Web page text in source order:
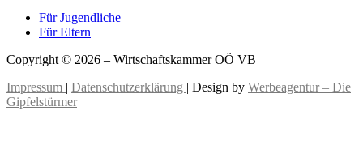
Für Jugendliche
Für Eltern
Copyright © 2026 – Wirtschaftskammer OÖ VB
Impressum | Datenschutzerklärung | Design by Werbeagentur – Die
Gipfelstürmer